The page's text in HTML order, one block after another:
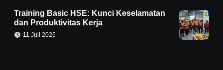
Training Basic HSE: Kunci Keselamatan
dan Produktivitas Kerja
11 Juli 2026